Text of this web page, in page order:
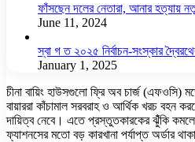
ফাঁসছেন দলের নেতারা, আনার হত্যায়
June 11, 2024
স্বা গ ত ২০২৫ নির্বাচন-সংস্কার
January 1, 2025
চীনা বায়িং হাউসগুলো ফ্রি অব চার্জ (এফওসি)
বায়াররা কাঁচামাল সরবরাহ ও আর্থিক খরচ বহন
দায়িত্ব নেবে। এতে প্রস্তুতকারকের ঝুঁঁকি
ফ্যাশনসের মতো বড় কারখানা পর্যাপ্ত অর্ডার